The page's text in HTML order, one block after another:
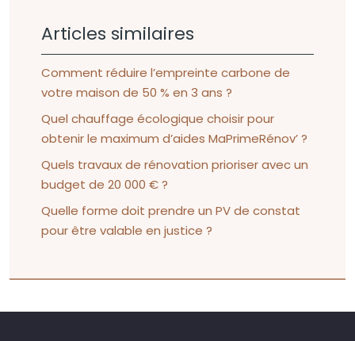
Articles similaires
Comment réduire l’empreinte carbone de
votre maison de 50 % en 3 ans ?
Quel chauffage écologique choisir pour
obtenir le maximum d’aides MaPrimeRénov’ ?
Quels travaux de rénovation prioriser avec un
budget de 20 000 € ?
Quelle forme doit prendre un PV de constat
pour être valable en justice ?